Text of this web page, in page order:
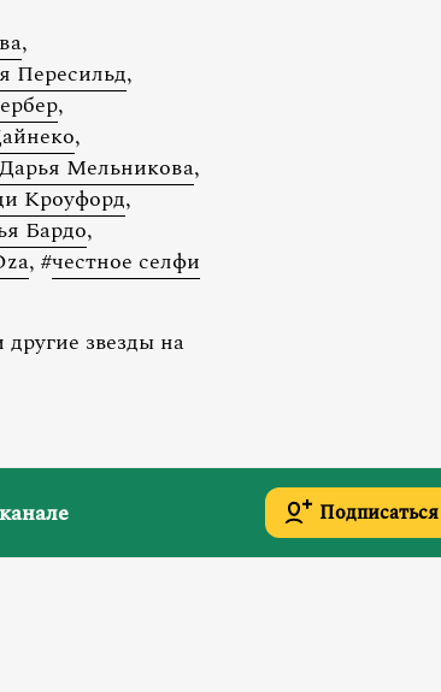
,
Пересильд,
,
,
Дарья Мельникова,
Кроуфорд,
Бардо,
, #честное селфи
звезды на
Подписаться